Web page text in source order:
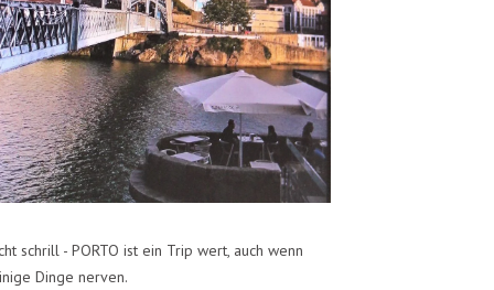
schrill - PORTO ist ein Trip wert, auch wenn
Dinge nerven.